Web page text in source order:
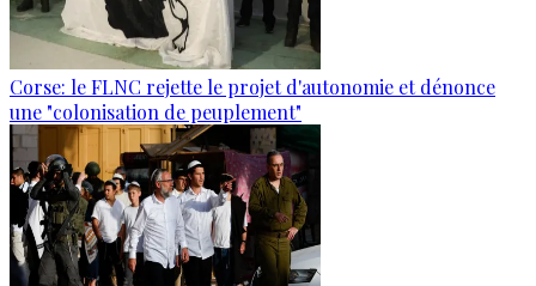
Corse: le FLNC rejette le projet d'autonomie et dénonce
une "colonisation de peuplement"